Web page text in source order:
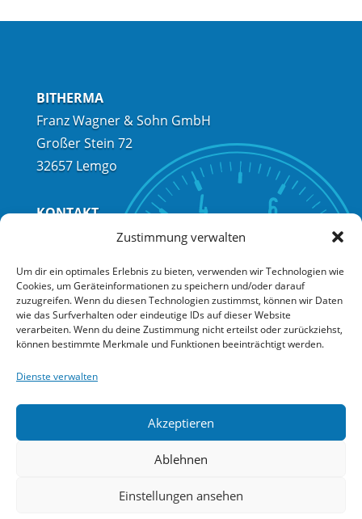
Zustimmung verwalten
Um dir ein optimales Erlebnis zu bieten, verwenden wir Technologien wie
Cookies, um Geräteinformationen zu speichern und/oder darauf
zuzugreifen. Wenn du diesen Technologien zustimmst, können wir Daten
wie das Surfverhalten oder eindeutige IDs auf dieser Website
verarbeiten. Wenn du deine Zustimmung nicht erteilst oder zurückziehst,
können bestimmte Merkmale und Funktionen beeinträchtigt werden.
Dienste verwalten
Akzeptieren
Ablehnen
Einstellungen ansehen
BITHERMA
Franz Wagner & Sohn GmbH
Großer Stein 72
32657 Lemgo
KONTAKT
+49 (0) 5261 / 68004
E-Mail:info@bitherma.de
Kontakt
Impressum
Datenschutz